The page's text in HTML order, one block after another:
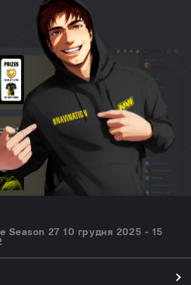
Season 27 10 грудня 2025 - 15